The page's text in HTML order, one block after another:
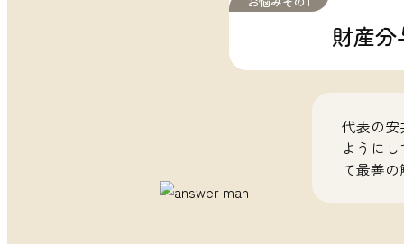
財産分
代表の
ように
て最善